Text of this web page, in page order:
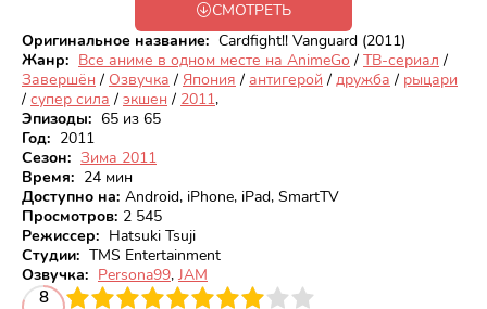
Закончен
СМОТРЕТЬ
Оригинальное название: Cardfight!! Vanguard (2011)
Жанр: Все аниме в одном месте на AnimeGo / ТВ-сериал /
Завершён / Озвучка / Япония / антигерой / дружба / рыцари
/ супер сила / экшен / 2011,
Эпизоды: 65 из 65
Год: 2011
Сезон: Зима 2011
Время: 24 мин
Доступно на: Android, iPhone, iPad, SmartTV
Просмотров: 2 545
Режиссер: Hatsuki Tsuji
Студии: TMS Entertainment
Озвучка: Persona99, JAM
8
4 5 6 7 8 9 10